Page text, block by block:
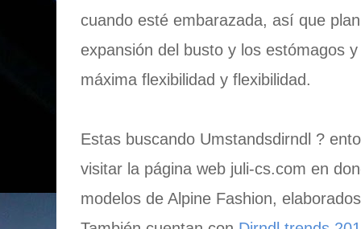
cuando esté embarazada, así que
expansión del busto y los estómagos
máxima flexibilidad y flexibilidad.
Estas buscando Umstandsdirndl ?
visitar la página web juli-cs.com en
modelos de Alpine Fashion,